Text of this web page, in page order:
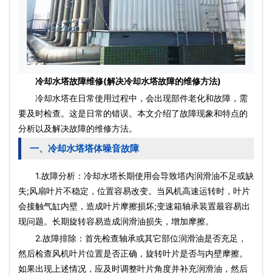
冷却水塔故障维修(解决冷却水塔故障的维修方法)
冷却水塔在日常使用过程中，会出现部件老化和故障，需
要及时检查。这是日常的错误。本文介绍了故障现象和特点的
分析以及解决故障的维修方法。
一、冷却水塔塔体噪音故障
1.故障分析：冷却水塔长期使用会导致塔内润滑油不足或缺
失;风扇叶片不稳定，位置容易改变。当风机高速运转时，叶片
会接触气缸内壁，造成叶片摩擦损坏;变速箱轴承装置最容易出
现问题。长期旋转容易造成润滑油损失，增加摩擦。
2.故障排除：首先检查轴承或其它部位润滑油是否充足，
然后检查风机叶片位置是否正确，旋转叶片是否与内壁摩擦。
如果出现上述情况，应及时调整叶片角度并补充润滑油，然后